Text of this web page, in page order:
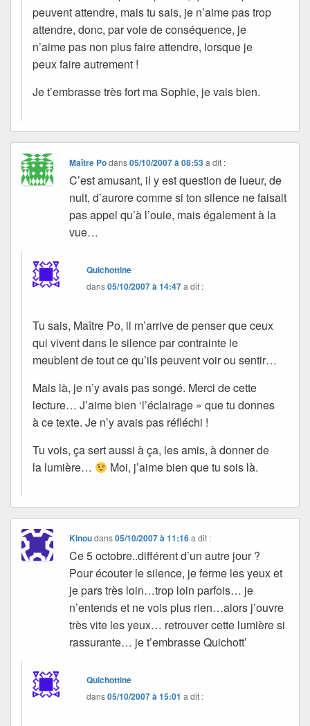
peuvent attendre, mais tu sais, je n’aime pas trop
attendre, donc, par voie de conséquence, je
n’aime pas non plus faire attendre, lorsque je
peux faire autrement !
Je t’embrasse très fort ma Sophie, je vais bien.
Maître Podans05/10/2007 à 08:53 a dit :
C’est amusant, il y est question de lueur, de
nuit, d’aurore comme si ton silence ne faisait
pas appel qu’à l’ouie, mais également à la
vue…
Quichottine
dans05/10/2007 à 14:47a dit :
Tu sais, Maître Po, il m’arrive de penser que ceux
qui vivent dans le silence par contrainte le
meublent de tout ce qu’ils peuvent voir ou sentir…
Mais là, je n’y avais pas songé. Merci de cette
lecture… J’aime bien ‘l’éclairage » que tu donnes
à ce texte. Je n’y avais pas réfléchi !
Tu vois, ça sert aussi à ça, les amis, à donner de
la lumière…
Moi, j’aime bien que tu sois là.
Kinoudans05/10/2007 à 11:16 a dit :
Ce 5 octobre..différent d’un autre jour ?
Pour écouter le silence, je ferme les yeux et
je pars très loin…trop loin parfois… je
n’entends et ne vois plus rien…alors j’ouvre
très vite les yeux… retrouver cette lumière si
rassurante… je t’embrasse Quichott’
Quichottine
dans05/10/2007 à 15:01 a dit :